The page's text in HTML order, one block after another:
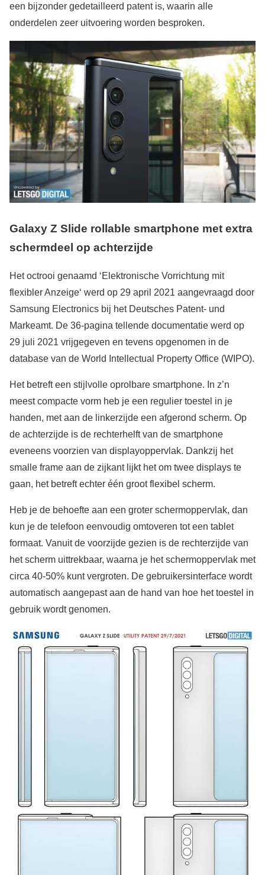
een bijzonder gedetailleerd patent is, waarin alle
onderdelen zeer uitvoering worden besproken.
Galaxy Z Slide rollable smartphone met extra
schermdeel op achterzijde
Het octrooi genaamd ‘Elektronische Vorrichtung mit
flexibler Anzeige‘ werd op 29 april 2021 aangevraagd door
Samsung Electronics bij het Deutsches Patent- und
Markeamt. De 36-pagina tellende documentatie werd op
29 juli 2021 vrijgegeven en tevens opgenomen in de
database van de World Intellectual Property Office (WIPO).
Het betreft een stijlvolle oprolbare smartphone. In z’n
meest compacte vorm heb je een regulier toestel in je
handen, met aan de linkerzijde een afgerond scherm. Op
de achterzijde is de rechterhelft van de smartphone
eveneens voorzien van displayoppervlak. Dankzij het
smalle frame aan de zijkant lijkt het om twee displays te
gaan, het betreft echter één groot flexibel scherm.
Heb je de behoefte aan een groter schermoppervlak, dan
kun je de telefoon eenvoudig omtoveren tot een tablet
formaat. Vanuit de voorzijde gezien is de rechterzijde van
het scherm uittrekbaar, waarna je het schermoppervlak met
circa 40-50% kunt vergroten. De gebruikersinterface wordt
automatisch aangepast aan de hand van hoe het toestel in
gebruik wordt genomen.